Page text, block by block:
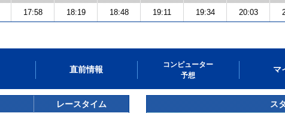
17:58 18:19 18:48 19:11 19:34 20:03
直前情報
コンピューター
予想
マ
レースタイム ス